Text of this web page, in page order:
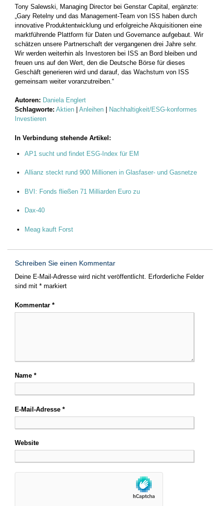
Tony Salewski, Managing Director bei Genstar Capital, ergänzte:
„Gary Retelny und das Management-Team von ISS haben durch
innovative Produktentwicklung und erfolgreiche Akquisitionen eine
marktführende Plattform für Daten und Governance aufgebaut. Wir
schätzen unsere Partnerschaft der vergangenen drei Jahre sehr.
Wir werden weiterhin als Investoren bei ISS an Bord bleiben und
freuen uns auf den Wert, den die Deutsche Börse für dieses
Geschäft generieren wird und darauf, das Wachstum von ISS
gemeinsam weiter voranzutreiben.“
Autoren: Daniela Englert
Schlagworte: Aktien Anleihen
Nachhaltigkeit/ESG-konformes
Investieren
In Verbindung stehende Artikel:
AP1 sucht und findet ESG-Index für EM
Allianz steckt rund 900 Millionen in Glasfaser- und Gasnetze
BVI: Fonds fließen 71 Milliarden Euro zu
Dax-40
Meag kauft Forst
Schreiben Sie einen Kommentar
Deine E-Mail-Adresse wird nicht veröffentlicht. Erforderliche Felder
sind mit * markiert
Kommentar *
Name *
E-Mail-Adresse *
Website